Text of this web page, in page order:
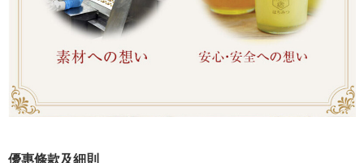
優惠條款及細則